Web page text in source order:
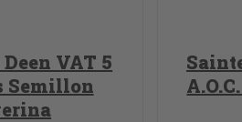
VAT 5
Semillon